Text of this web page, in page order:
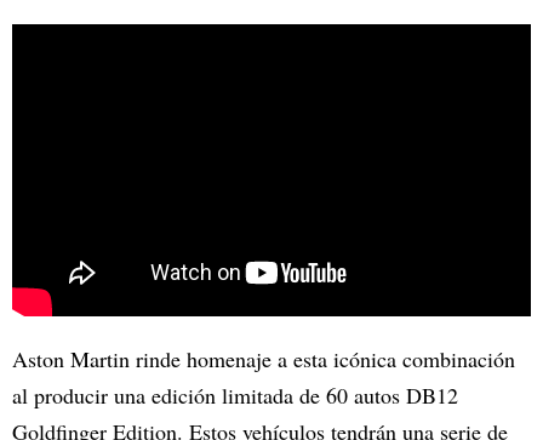
Aston Martin rinde homenaje a esta icónica combinación
al producir una edición limitada de 60 autos DB12
Goldfinger Edition. Estos vehículos tendrán una serie de